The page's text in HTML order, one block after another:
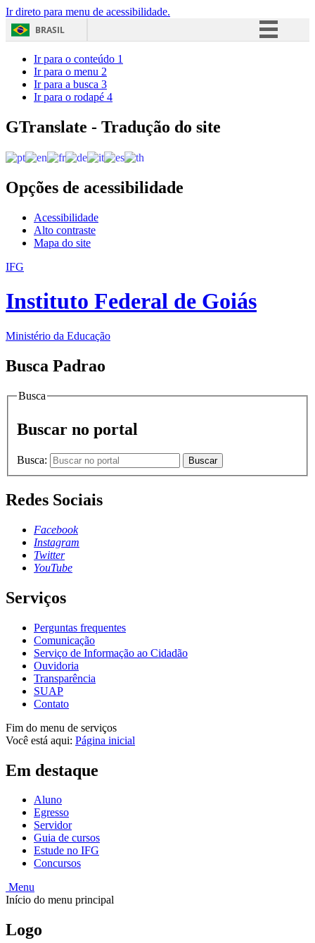
Ir direto para menu de acessibilidade.
BRASIL
Acesso à informação
Ir para o conteúdo 1
Ir para o menu 2
Ir para a busca 3
Ir para o rodapé 4
GTranslate - Tradução do site
Opções de acessibilidade
Acessibilidade
Alto contraste
Mapa do site
IFG
Instituto Federal de Goiás
Ministério da Educação
Busca Padrao
Busca
Buscar no portal
Busca: Buscar
Redes Sociais
Facebook
Instagram
Twitter
YouTube
Serviços
Perguntas frequentes
Comunicação
Serviço de Informação ao Cidadão
Ouvidoria
Transparência
SUAP
Contato
Fim do menu de serviços
Você está aqui: Página inicial
Em destaque
Aluno
Egresso
Servidor
Guia de cursos
Estude no IFG
Concursos
Menu
Início do menu principal
Logo